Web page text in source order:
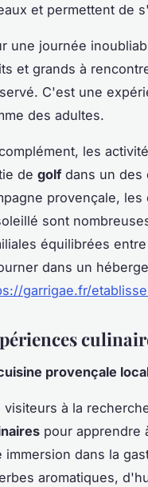
et permettent de
une journée
et grands à
C'est une
des adultes.
les
de golfdans un des
provençale,
sont
équilibrées
dans un
garrigae.fr/
provençale
visiteurs à la
pour apprendre
immersion dans la
aromatiques,